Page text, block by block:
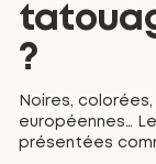
?
Noires,
européennes…
présentées